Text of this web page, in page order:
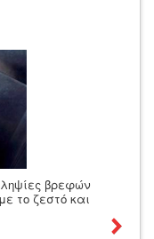
βρεφών
το ζεστό και